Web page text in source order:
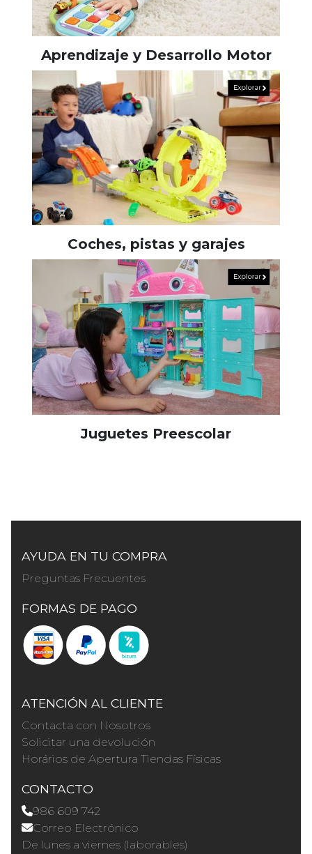
Aprendizaje y Desarrollo Motor
Coches, pistas y garajes
Juguetes Preescolar
AYUDA EN TU COMPRA
Preguntas Frecuentes
FORMAS DE PAGO
ATENCIÓN AL CLIENTE
Contacta con Nosotros
Solicitar una devolución
Horários de Apertura Tiendas Físicas
CONTACTO
986 609 742
Correo Electrónico
De lunes a viernes (laborables)